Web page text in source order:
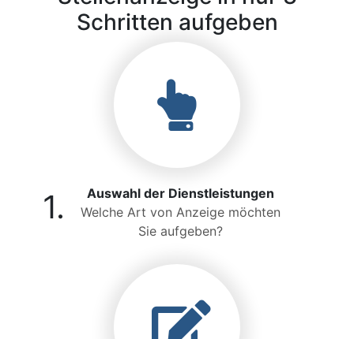
Schritten aufgeben
1.
Auswahl der Dienstleistungen
Welche Art von Anzeige möchten
Sie aufgeben?